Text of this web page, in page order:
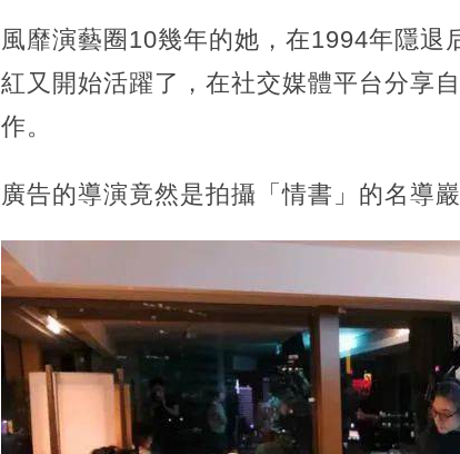
風靡演藝圈10幾年的她，在1994年隱
紅又開始活躍了，在社交媒體平台分享
作。
廣告的導演竟然是拍攝「情書」的名導巖